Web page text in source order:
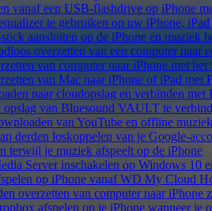
vanaf een USB-flashdrive op iPhone
te gebruiken op uw iPhone,
aansluiten op de iPhone en muziek
overzetten van een computer naar
van computer naar iPhone met
van Mac naar iPhone of iPad met
naar cloudopslag en verbinden
opslag van Bluesound VAULT te
van YouTube en offline
derden loskoppelen van je Google-
terwijl je muziek afspeelt op de iPhone
Server inschakelen op Windows 10
op iPhone vanaf WD My Cloud
overzetten van computer naar
afspelen op je iPhone wanneer je